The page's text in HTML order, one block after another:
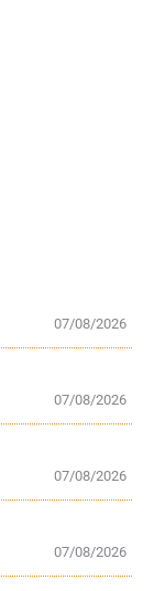
07/08/2026
07/08/2026
07/08/2026
07/08/2026